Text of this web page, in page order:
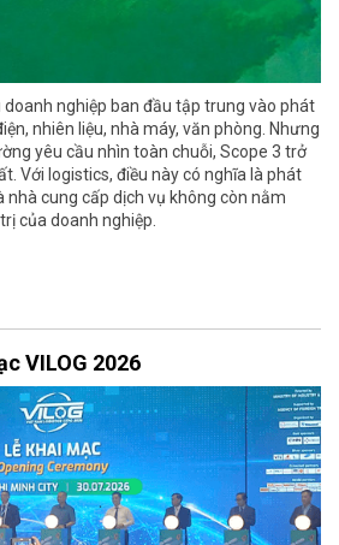
doanh nghiệp ban đầu tập trung vào phát
nhiên liệu, nhà máy, văn phòng. Nhưng
yêu cầu nhìn toàn chuỗi, Scope 3 trở
Với logistics, điều này có nghĩa là phát
nhà cung cấp dịch vụ không còn nằm
của doanh nghiệp.
VILOG 2026